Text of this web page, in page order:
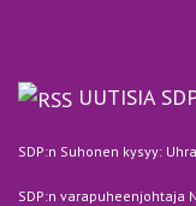
UUTISIA
SDP:n Suhonen kysyy:
SDP:n varapuheenjohtaja